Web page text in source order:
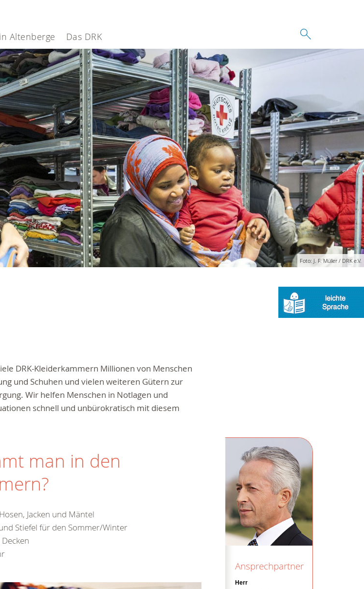
Altenberge Das DRK
Foto: J. F. Müller / DRK e.V.
DRK-Kleiderkammern Millionen von Menschen
und Schuhen und vielen weiteren Gütern zur
Wir helfen Menschen in Notlagen und
schnell und unbürokratisch mit diesem
Ansprechpartner
Herr
man in den
Jacken und Mäntel
Stiefel für den Sommer/Winter